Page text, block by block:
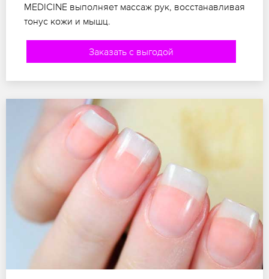
MEDICINE выполняет массаж рук, восстанавливая
тонус кожи и мышц.
Заказать с выгодой